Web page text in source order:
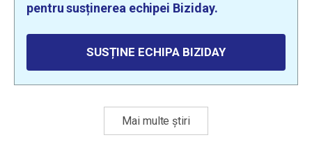
pentru susținerea echipei Biziday.
SUSȚINE ECHIPA BIZIDAY
Mai multe știri